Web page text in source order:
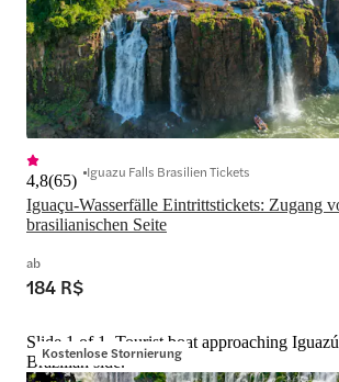
Iguaçu-Wasserfälle Eintrittstickets: Zugang
brasilianischen Seite
4,8(65) Iguazu Falls Brasilien Tickets
ab
184 R$
Kostenlose Stornierung
Slide 1 of 1, Tourist boat approaching
Brazilian side.